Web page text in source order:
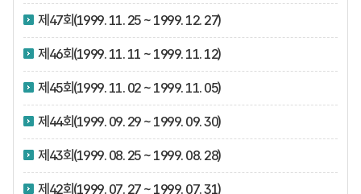
제47회(1999. 11. 25 ~ 1999. 12. 27)
제46회(1999. 11. 11 ~ 1999. 11. 12)
제45회(1999. 11. 02 ~ 1999. 11. 05)
제44회(1999. 09. 29 ~ 1999. 09. 30)
제43회(1999. 08. 25 ~ 1999. 08. 28)
제42회(1999. 07. 27 ~ 1999. 07. 31)